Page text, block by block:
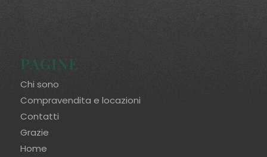
PAGINE
Chi sono
Compravendita e locazioni
Contatti
Grazie
Home